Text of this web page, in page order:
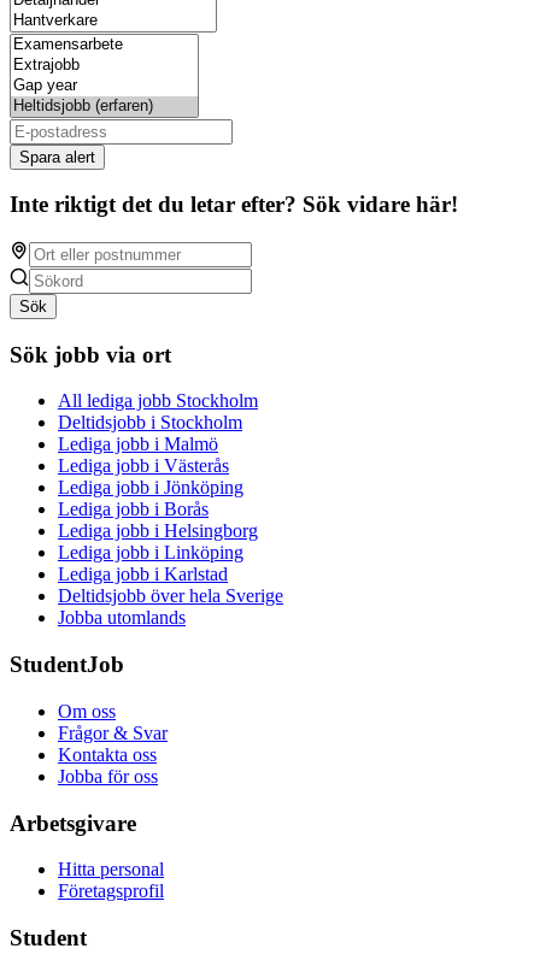
Spara alert
Inte riktigt det du letar efter? Sök vidare här!
Sök
Sök jobb via ort
All lediga jobb Stockholm
Deltidsjobb i Stockholm
Lediga jobb i Malmö
Lediga jobb i Västerås
Lediga jobb i Jönköping
Lediga jobb i Borås
Lediga jobb i Helsingborg
Lediga jobb i Linköping
Lediga jobb i Karlstad
Deltidsjobb över hela Sverige
Jobba utomlands
StudentJob
Om oss
Frågor & Svar
Kontakta oss
Jobba för oss
Arbetsgivare
Hitta personal
Företagsprofil
Student